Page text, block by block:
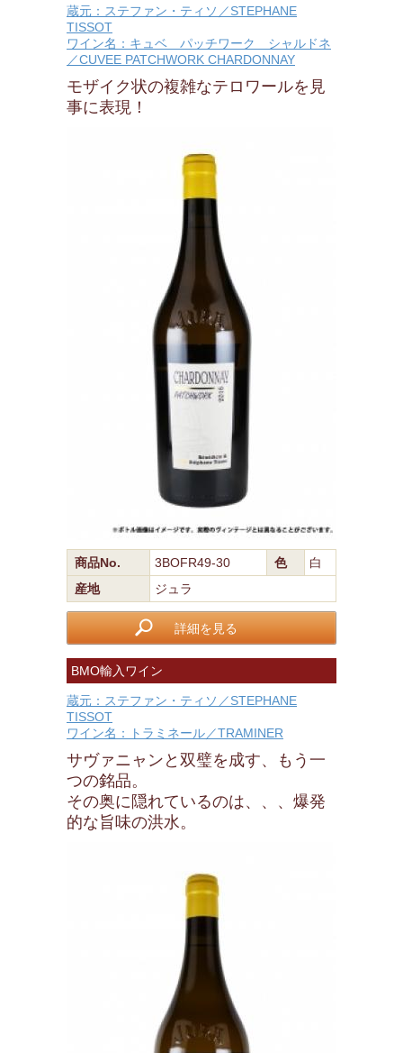
蔵元：ステファン・ティソ／STEPHANE
TISSOT
ワイン名：キュベ パッチワーク シャルドネ
／CUVEE PATCHWORK CHARDONNAY
モザイク状の複雑なテロワールを見
事に表現！
商品No. 3BOFR49-30 色
白
産地
ジュラ
詳細を見る
BMO輸入ワイン
蔵元：ステファン・ティソ／STEPHANE
TISSOT
ワイン名：トラミネール／TRAMINER
サヴァニャンと双璧を成す、もう一
つの銘品。
その奥に隠れているのは、、、爆発
的な旨味の洪水。